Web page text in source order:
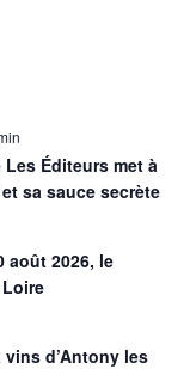
Éditeurs met à
sa sauce secrète
août 2026, le
d’Antony les